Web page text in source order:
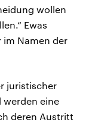
wollen
Ewas
im Namen der
juristischer
werden eine
deren Austritt